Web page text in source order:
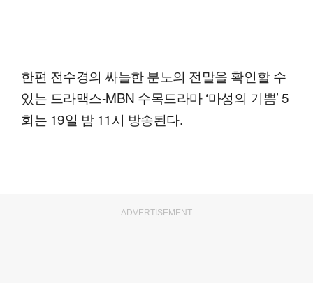
한편 전수경의 싸늘한 분노의 전말을 확인할 수
있는 드라맥스-MBN 수목드라마 ‘마성의 기쁨’ 5
회는 19일 밤 11시 방송된다.
ADVERTISEMENT